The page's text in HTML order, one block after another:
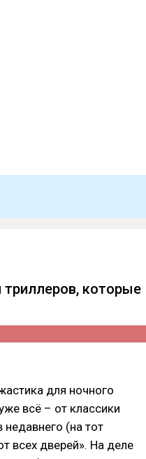
которые
для ночного
всё – от классики
(на тот
всех дверей». На деле